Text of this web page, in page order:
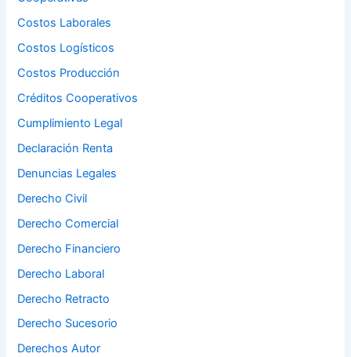
Costos Laborales
Costos Logísticos
Costos Producción
Créditos Cooperativos
Cumplimiento Legal
Declaración Renta
Denuncias Legales
Derecho Civil
Derecho Comercial
Derecho Financiero
Derecho Laboral
Derecho Retracto
Derecho Sucesorio
Derechos Autor